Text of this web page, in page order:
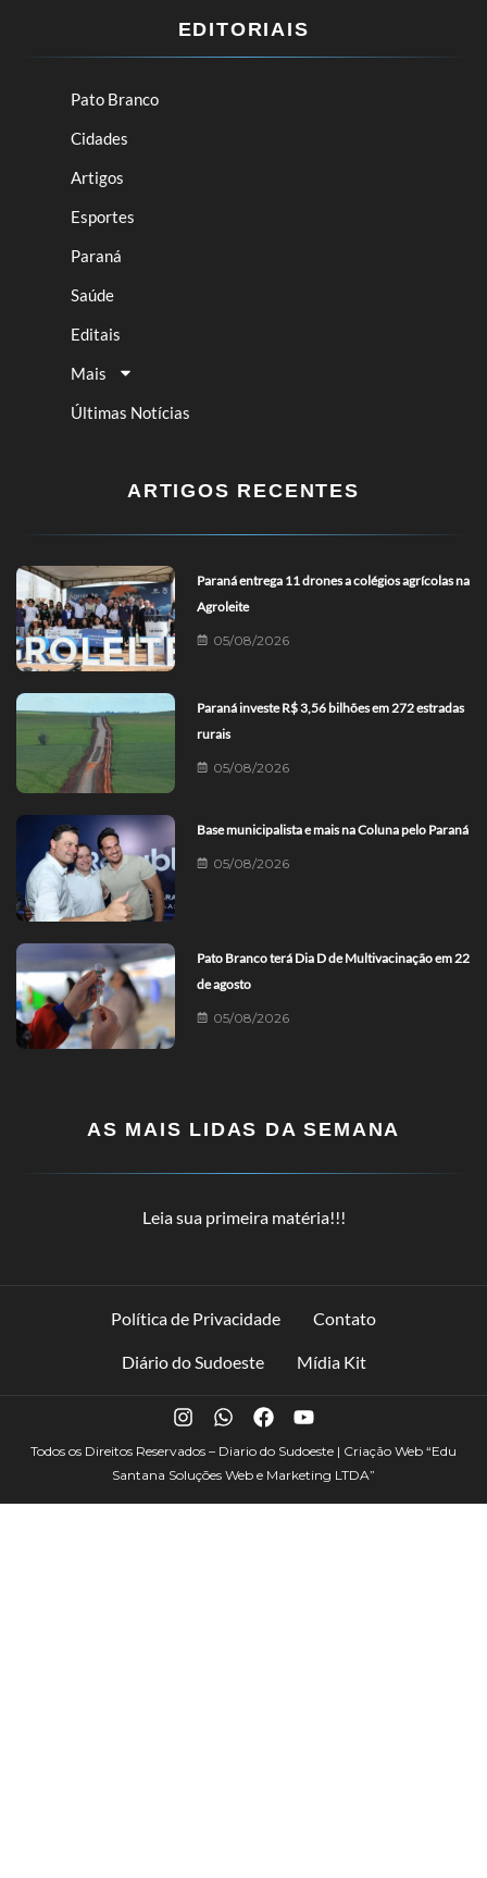
EDITORIAIS
Pato Branco
Cidades
Artigos
Esportes
Paraná
Saúde
Editais
Mais
Últimas Notícias
ARTIGOS RECENTES
Paraná entrega 11 drones a colégios agrícolas na
Agroleite
05/08/2026
Paraná investe R$ 3,56 bilhões em 272 estradas
rurais
05/08/2026
Base municipalista e mais na Coluna pelo Paraná
05/08/2026
Pato Branco terá Dia D de Multivacinação em 22
de agosto
05/08/2026
AS MAIS LIDAS DA SEMANA
Leia sua primeira matéria!!!
Política de Privacidade Contato
Diário do Sudoeste Mídia Kit
Todos os Direitos Reservados – Diario do Sudoeste | Criação Web “Edu
Santana Soluções Web e Marketing LTDA”